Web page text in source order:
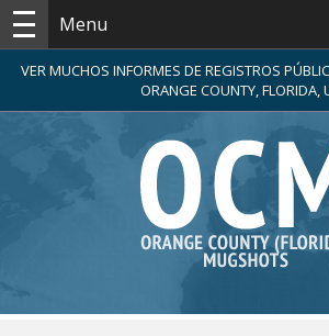
Menu
VER MUCHOS INFORMES DE REGISTROS
ORANGE COUNTY, FLORIDA,